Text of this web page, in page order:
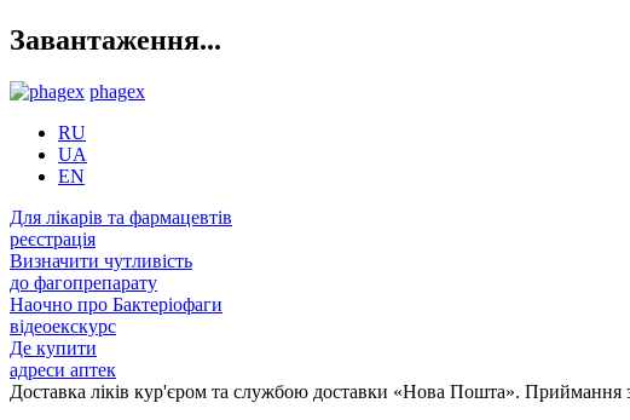
Завантаження...
phagex
RU
UA
EN
Для лікарів та фармацевтів
реєстрація
Визначити чутливість
до фагопрепарату
Наочно про Бактеріофаги
відеоекскурс
Де купити
адреси аптек
Доставка ліків кур'єром та службою доставки «Нова Пошта». Приймання